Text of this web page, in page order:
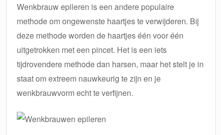
Wenkbrauw epileren is een andere populaire
methode om ongewenste haartjes te verwijderen. Bij
deze methode worden de haartjes één voor één
uitgetrokken met een pincet. Het is een iets
tijdrovendere methode dan harsen, maar het stelt je in
staat om extreem nauwkeurig te zijn en je
wenkbrauwvorm echt te verfijnen.